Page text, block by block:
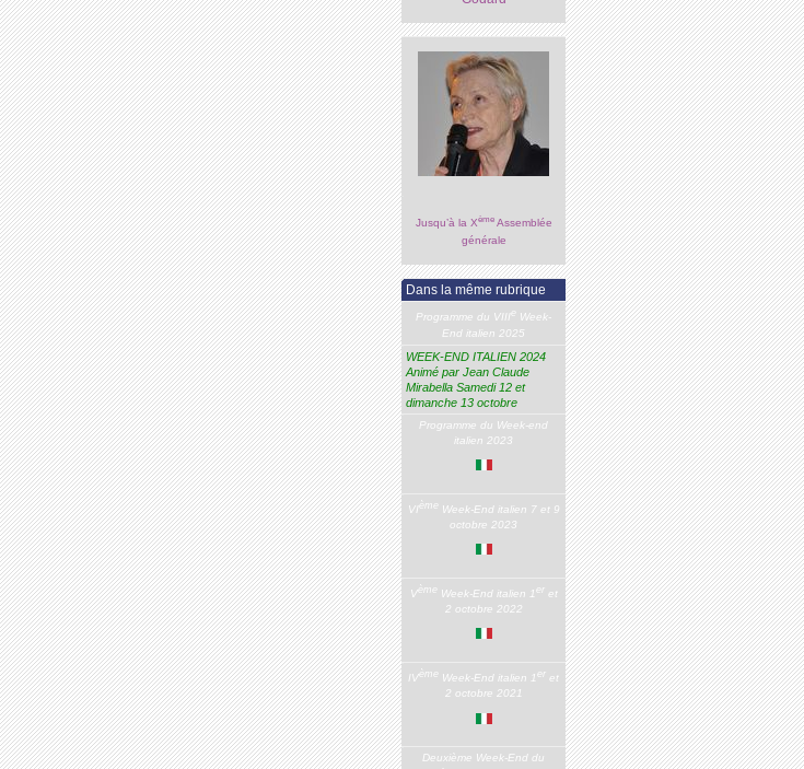
Jusqu’à la XèmeAssemblée
générale
Dans la même rubrique
Programme du VIII e
Week-
End italien 2025
WEEK-END ITALIEN 2024
Animé par Jean Claude
Mirabella Samedi 12 et
dimanche 13 octobre
Programme du Week-end
italien 2023
VI ème
Week-End italien 7 et 9
octobre 2023
Vème Week-End italien 1 er et
2 octobre 2022
IVème Week-End italien 1 er et
2 octobre 2021
Deuxième Week-End du